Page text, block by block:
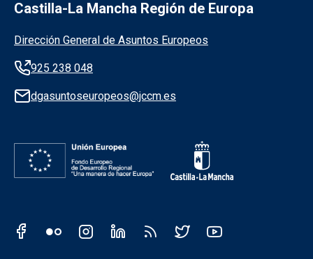
Castilla-La Mancha Región de Europa
Información de la institución
Dirección General de Asuntos Europeos
925 238 048
dgasuntoseuropeos@jccm.es
Redes sociales JCCM